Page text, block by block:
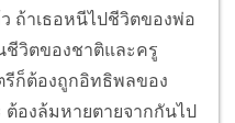
ถ้าเธอหนีไปชีวิตของพ่อ
ชีวิตของชาติและครู
ก็ต้องถูกอิทธิพลของ
องล้มหายตายจากกันไป